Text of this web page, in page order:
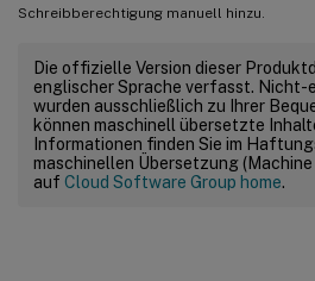
Schreibberechtigung manuell hinzu.
Die offizielle Version dieser
englischer Sprache verfasst. Nicht-
wurden ausschließlich zu Ihrer
können maschinell übersetzte
Informationen finden Sie im
maschinellen Übersetzung
auf Cloud Software Group home.